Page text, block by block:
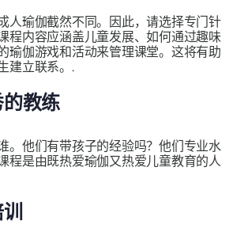
人瑜伽截然不同。因此，请选择专门针
程内容应涵盖儿童发展、如何通过趣味
瑜伽游戏和活动来管理课堂。这将有助
建立联系。.
教练
。他们有带孩子的经验吗？他们专业水
程是由既热爱瑜伽又热爱儿童教育的人